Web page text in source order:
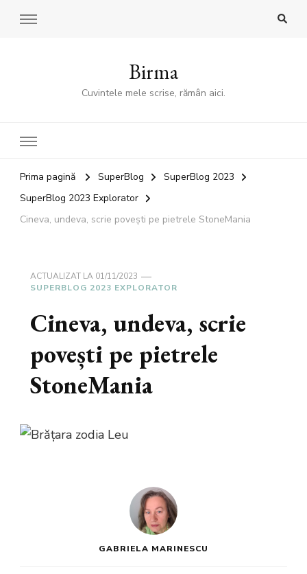
Birma
Cuvintele mele scrise, rămân aici.
Prima pagină SuperBlog
SuperBlog 2023
SuperBlog 2023 Explorator
Cineva, undeva, scrie povești pe pietrele StoneMania
ACTUALIZAT LA 01/11/2023
SUPERBLOG 2023 EXPLORATOR
Cineva, undeva, scrie
povești pe pietrele
StoneMania
GABRIELA MARINESCU